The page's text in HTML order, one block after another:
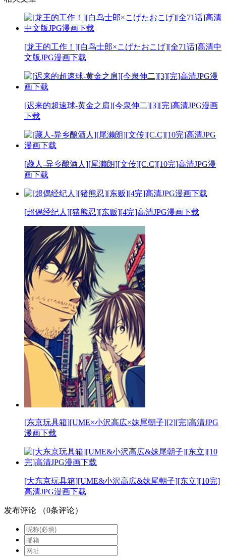
[龙王的工作！][白鸟士郎×こげたおこげ][全71话]高清中
文版JPG漫画下载
[迟来的超速球-黄金之肩][今泉伸二][3][完]高清JPG漫画
下载
[藏人-异乡酿酒人][尾濑朗][文传][C.C][10完]高清JPG漫
画下载
[超偶经纪人][猪熊忍][东贩][4完]高清JPG漫画下载
[东京玩具箱][UME×小沢高広×妹尾朝子][2][完]高清JPG
漫画下载
[大东京玩具箱][UME&小沢高広&妹尾朝子][东立][10完]
高清JPG漫画下载
发布评论 （0条评论）